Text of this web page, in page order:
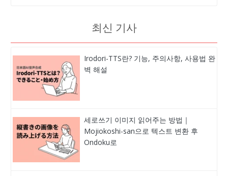
최신 기사
Irodori-TTS란? 기능, 주의사항, 사용법 완
벽 해설
세로쓰기 이미지 읽어주는 방법｜
Mojiokoshi-san으로 텍스트 변환 후
Ondoku로